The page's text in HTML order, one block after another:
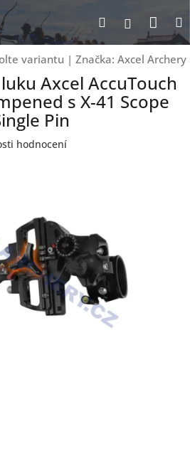
Hledat
variantu | Značka: Axcel Archery
Axcel AccuTouch
s X-41 Scope
Pin
hodnocení